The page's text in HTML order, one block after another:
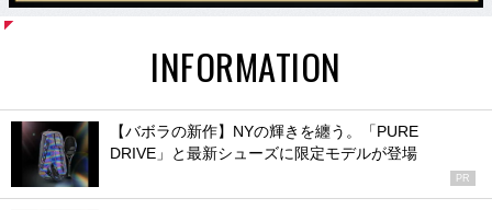
INFORMATION
【バボラの新作】NYの輝きを纏う。「PURE
DRIVE」と最新シューズに限定モデルが登場
PR